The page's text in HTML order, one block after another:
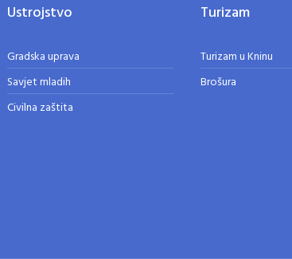
Ustrojstvo
Gradska uprava
Savjet mladih
Civilna zaštita
Turizam
Turizam u Kninu
Brošura